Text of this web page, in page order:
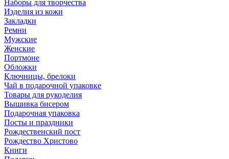
Наборы для творчества
Изделия из кожи
Закладки
Ремни
Мужские
Женские
Портмоне
Обложки
Ключницы, брелоки
Чай в подарочной упаковке
Товары для рукоделия
Вышивка бисером
Подарочная упаковка
Посты и праздники
Рождественский пост
Рождество Христово
Книги